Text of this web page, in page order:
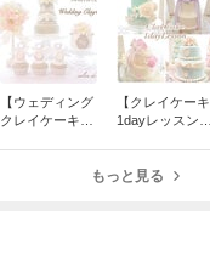
【ウェディング
クレイケーキ認
【クレイケーキ
1dayレッスンの
もっと見る